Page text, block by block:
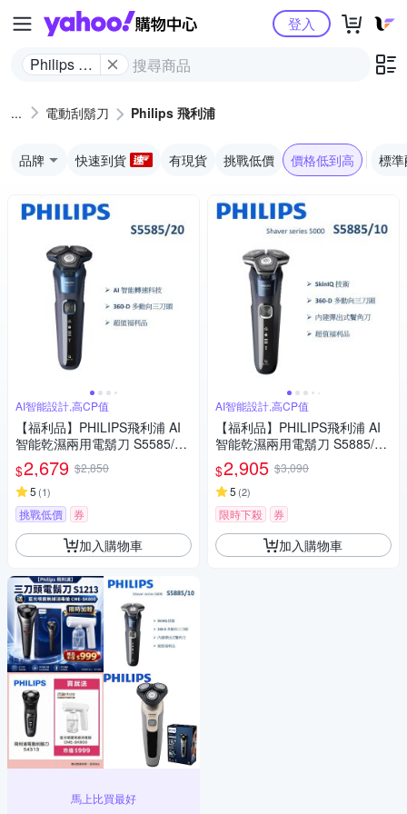
Yahoo購物中心
Philips 飛
登入
電動刮鬍刀 Philips 飛利浦
品牌 快速到貨 有現貨 挑戰低價 價格低到高 標
AI智能設計,高CP值
【福利品】PHILIPS飛利浦 AI
智能乾濕兩用電鬍刀 S5585/20
(一年保固)
$2,679 $2,850
5 (1)
挑戰低價 券
加入購物車
馬上比買最好
AI智能設計,高CP值
【福利品】PHILIPS飛利浦 AI
智能乾濕兩用電鬍刀 S5885/10
(一年保固)
$2,905 $3,090
5 (2)
限時下殺 券
加入購物車